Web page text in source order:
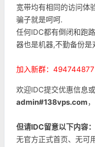
宽带均有相同的访问体
骗子就是呵呵.
任何IDC都有倒闭和跑
器也是机器,不勤备份
加入新群：494744877
欢迎IDC提交优惠信息
admin#138vps.com
但请IDC留意以下内容：
无官方正式首页、无可